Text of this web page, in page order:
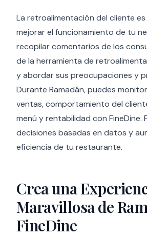
La retroalimentación del cliente
mejorar el funcionamiento de tu
recopilar comentarios de los
de la herramienta de
y abordar sus preocupaciones y
Durante Ramadán, puedes
ventas, comportamiento del
menú y rentabilidad con FineDine.
decisiones basadas en datos y
eficiencia de tu restaurante.
Crea una
Maravillosa de
FineDine